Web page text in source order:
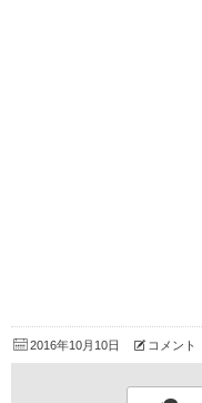
2016年10月10日 コメント